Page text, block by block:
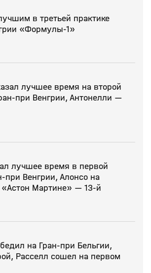
в третьей практике
«Формулы‑1»
лучшее время на второй
Венгрии, Антонелли —
лучшее время в первой
Венгрии, Алонсо на
Мартине» — 13‑й
на Гран‑при Бельгии,
Расселл сошел на первом